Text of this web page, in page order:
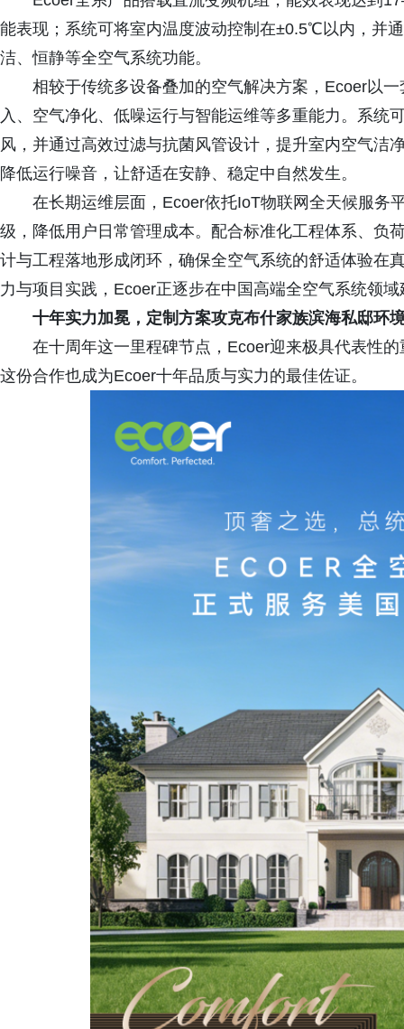
能表现；系统可将室内温度波动控制在±0.5℃以内，并
洁、恒静等全空气系统功能。
相较于传统多设备叠加的空气解决方案，Ecoer以
入、空气净化、低噪运行与智能运维等多重能力。系
风，并通过高效过滤与抗菌风管设计，提升室内空气洁
降低运行噪音，让舒适在安静、稳定中自然发生。
在长期运维层面，Ecoer依托IoT物联网全天候服务
级，降低用户日常管理成本。配合标准化工程体系、负
计与工程落地形成闭环，确保全空气系统的舒适体验在
力与项目实践，Ecoer正逐步在中国高端全空气系统领
十年实力加冕，定制方案攻克布什家族滨海私邸环
在十周年这一里程碑节点，Ecoer迎来极具代表性
这份合作也成为Ecoer十年品质与实力的最佳佐证。